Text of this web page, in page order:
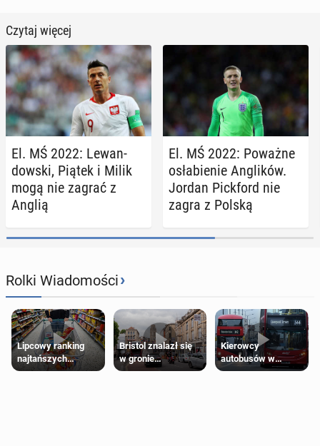
Czytaj więcej
El. MŚ 2022: Le­wan­
dow­ski, Piątek i Milik
mogą nie zagrać z
Anglią
El. MŚ 2022: Poważne
osła­bie­nie An­gli­ków.
Jordan Pick­ford nie
zagra z Polską
Rolki Wiadomości›
Lipcowy ranking
najtańszych
supermarketów
Bristol znalazł się
w gronie
najlepszych
Kierowcy
autobusów w
Londynie